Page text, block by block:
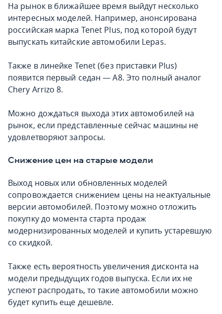
На рынок в ближайшее время выйдут несколько
интересных моделей. Например, анонсирована
российская марка Tenet Plus, под которой будут
выпускать китайские автомобили Lepas.
Также в линейке Tenet (без приставки Plus)
появится первый седан — A8. Это полный аналог
Chery Arrizo 8.
Можно дождаться выхода этих автомобилей на
рынок, если представленные сейчас машины не
удовлетворяют запросы.
Снижение цен на старые модели
Выход новых или обновленных моделей
сопровождается снижением цены на неактуальные
версии автомобилей. Поэтому можно отложить
покупку до момента старта продаж
модернизированных моделей и купить устаревшую
со скидкой.
Также есть вероятность увеличения дисконта на
модели предыдущих годов выпуска. Если их не
успеют распродать, то такие автомобили можно
будет купить еще дешевле.